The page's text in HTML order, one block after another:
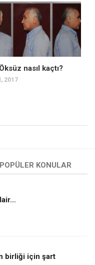
nasıl kaçtı?
2017
POPÜLER KONULAR
birliği için şart